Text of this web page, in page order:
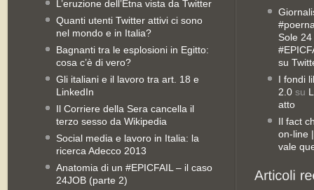
L’eruzione dell’Etna vista da Twitter
Quanti utenti Twitter attivi ci sono
nel mondo e in Italia?
Bagnanti tra le esplosioni in Egitto:
cosa c’è di vero?
Gli italiani e il lavoro tra art. 18 e
LinkedIn
Il Corriere della Sera cancella il
terzo sesso da Wikipedia
Social media e lavoro in Italia: la
ricerca Adecco 2013
Anatomia di un #EPICFAIL – il caso
24JOB (parte 2)
Sole
su
I fondi
2.0 su
atto
Il fact
on-line
vale